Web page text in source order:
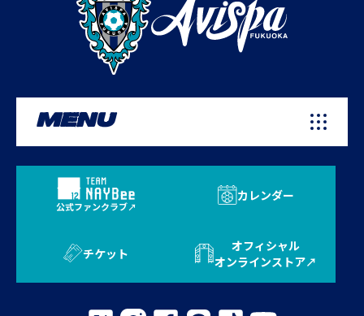
MENU
公式ファンクラブ
カレンダー
チケット
オフィシャル
オンラインストア